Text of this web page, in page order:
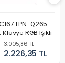
TPN-Q265
RGB Işıklı
3.005,86 TL
2.226,35 TL